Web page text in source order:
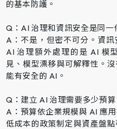
的基本防護。
Q：AI 治理和資訊安全是同一
A：不是，但密不可分。資訊
AI 治理額外處理的是 AI 模
見、模型漂移與可解釋性。
能有安全的 AI。
Q：建立 AI 治理需要多少預算
A：預算依企業規模與 AI 應
低成本的政策制定與資產盤